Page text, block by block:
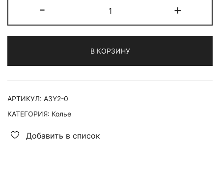
-
товара
колье
закат
на
Карибах
+
В КОРЗИНУ
АРТИКУЛ: A3Y2-0
КАТЕГОРИЯ: Колье
Добавить в список